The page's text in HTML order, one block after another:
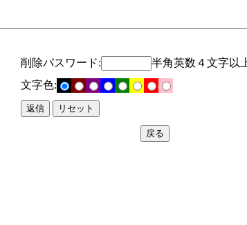
削除パスワード:
半角英数４文字以
文字色: